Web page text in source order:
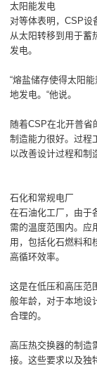
太阳能发电
对等体表明，CSP设
从太阳转移到用于蓄
发电。
“熔盐储存使得太阳
地发电。“他说。
随着CSP在北开普省
制造能力很好。过程
以改善设计过程和制
石化和常规电厂
在石油化工厂，由于
需的温度范围内。应
用，包括化石燃料和
高循环效率。
这是在低压和高压范
般年龄，对于本地设
合理的。
高压热交换器的制造
接。这些要求以及独